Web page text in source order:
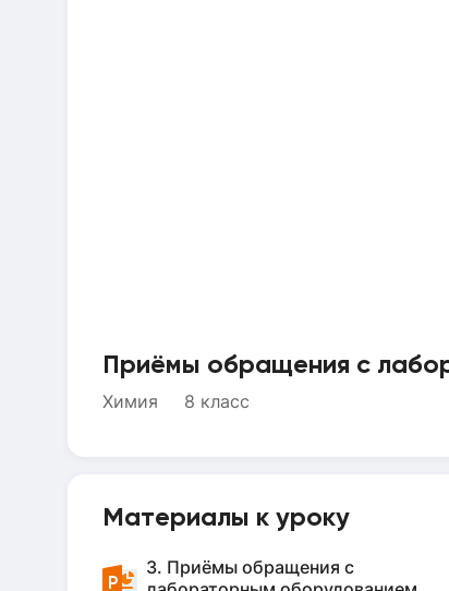
Приёмы обращения с
Химия 8 класс
Материалы к уроку
3. Приёмы обращения с